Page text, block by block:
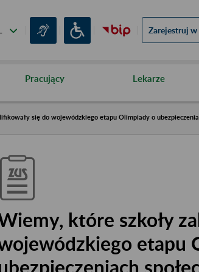
Zarejestruj w
Pracujący Lekarze
się do wojewódzkiego etapu Olimpiady o
które szkoły
etapu